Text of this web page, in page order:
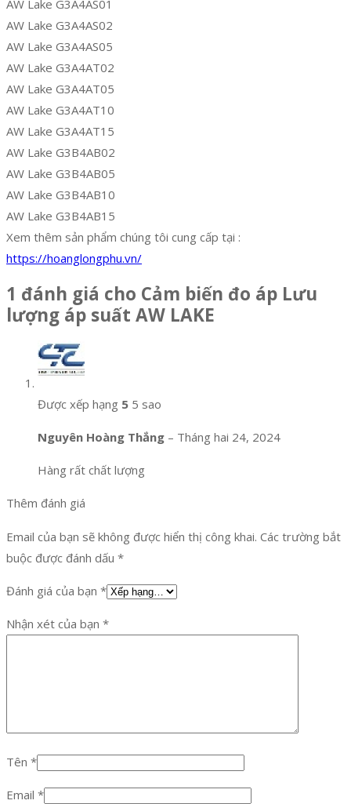
AW Lake G3A4AS01
AW Lake G3A4AS02
AW Lake G3A4AS05
AW Lake G3A4AT02
AW Lake G3A4AT05
AW Lake G3A4AT10
AW Lake G3A4AT15
AW Lake G3B4AB02
AW Lake G3B4AB05
AW Lake G3B4AB10
AW Lake G3B4AB15
Xem thêm sản phẩm chúng tôi cung cấp tại :
https://hoanglongphu.vn/
1 đánh giá cho Cảm biến đo áp Lưu
lượng áp suất AW LAKE
Được xếp hạng 5 5 sao
Nguyên Hoàng Thắng – Tháng hai 24, 2024
Hàng rất chất lượng
Thêm đánh giá
Email của bạn sẽ không được hiển thị công khai. Các trường bắt
buộc được đánh dấu *
Đánh giá của bạn *
Nhận xét của bạn *
Tên *
Email *